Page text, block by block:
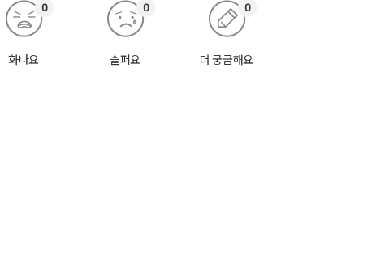
화나요
0
슬퍼요
0
더 궁금해요
0